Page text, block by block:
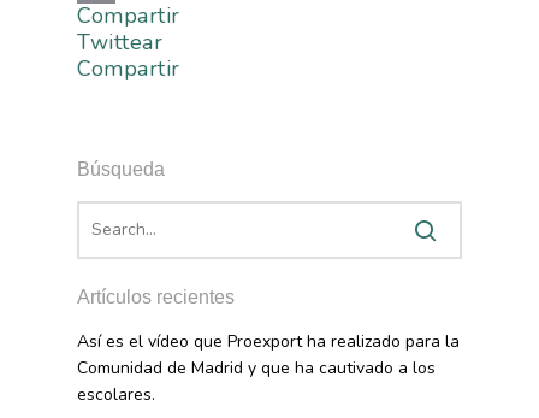
Email
Compartir
Twittear
Compartir
Búsqueda
Artículos recientes
Así es el vídeo que Proexport ha realizado para la
Comunidad de Madrid y que ha cautivado a los
escolares.
Responsabilidad Social
Corporativa
Servicios
Forma Parte De
Mapa De Productores
Productos
Temas
Agua
Comunicación 2024
Empleo Y